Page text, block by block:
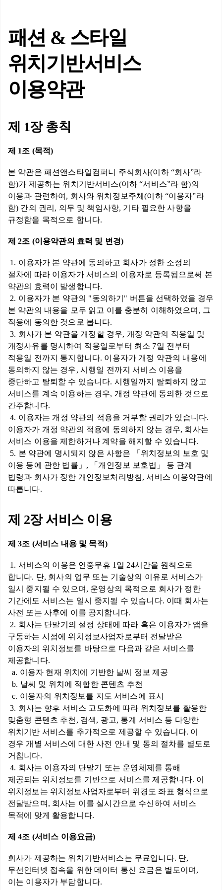
패션 & 스타일
위치기반서비스
이용약관
제 1장 총칙
제 1조 (목적)
본 약관은 패션앤스타일컴퍼니 주식회사(이하 “회사”라
함)가 제공하는 위치기반서비스(이하 “서비스”라 함)의
이용과 관련하여, 회사와 위치정보주체(이하 “이용자”라
함) 간의 권리, 의무 및 책임사항, 기타 필요한 사항을
규정함을 목적으로 합니다.
제 2조 (이용약관의 효력 및 변경)
1. 이용자가 본 약관에 동의하고 회사가 정한 소정의
절차에 따라 이용자가 서비스의 이용자로 등록됨으로써 본
약관의 효력이 발생합니다.
2. 이용자가 본 약관의 "동의하기" 버튼을 선택하였을 경우
본 약관의 내용을 모두 읽고 이를 충분히 이해하였으며, 그
적용에 동의한 것으로 봅니다.
3. 회사가 본 약관을 개정할 경우, 개정 약관의 적용일 및
개정사유를 명시하여 적용일로부터 최소 7일 전부터
적용일 전까지 통지합니다. 이용자가 개정 약관의 내용에
동의하지 않는 경우, 시행일 전까지 서비스 이용을
중단하고 탈퇴할 수 있습니다. 시행일까지 탈퇴하지 않고
서비스를 계속 이용하는 경우, 개정 약관에 동의한 것으로
간주합니다.
4. 이용자는 개정 약관의 적용을 거부할 권리가 있습니다.
이용자가 개정 약관의 적용에 동의하지 않는 경우, 회사는
서비스 이용을 제한하거나 계약을 해지할 수 있습니다.
5. 본 약관에 명시되지 않은 사항은 「위치정보의 보호 및
이용 등에 관한 법률」, 「개인정보 보호법」 등 관계
법령과 회사가 정한 개인정보처리방침, 서비스 이용약관에
따릅니다.
제 2장 서비스 이용
제 3조 (서비스 내용 및 목적)
1. 서비스의 이용은 연중무휴 1일 24시간을 원칙으로
합니다. 단, 회사의 업무 또는 기술상의 이유로 서비스가
일시 중지될 수 있으며, 운영상의 목적으로 회사가 정한
기간에도 서비스는 일시 중지될 수 있습니다. 이때 회사는
사전 또는 사후에 이를 공지합니다.
2. 회사는 단말기의 설정 상태에 따라 혹은 이용자가 앱을
구동하는 시점에 위치정보사업자로부터 전달받은
이용자의 위치정보를 바탕으로 다음과 같은 서비스를
제공합니다.
a. 이용자 현재 위치에 기반한 날씨 정보 제공
b. 날씨 및 위치에 적합한 콘텐츠 추천
c. 이용자의 위치정보를 지도 서비스에 표시
3. 회사는 향후 서비스 고도화에 따라 위치정보를 활용한
맞춤형 콘텐츠 추천, 검색, 광고, 통계 서비스 등 다양한
위치기반 서비스를 추가적으로 제공할 수 있습니다. 이
경우 개별 서비스에 대한 사전 안내 및 동의 절차를 별도로
거칩니다.
4. 회사는 이용자의 단말기 또는 운영체제를 통해
제공되는 위치정보를 기반으로 서비스를 제공합니다. 이
위치정보는 위치정보사업자로부터 위경도 좌표 형식으로
전달받으며, 회사는 이를 실시간으로 수신하여 서비스
목적에 맞게 활용합니다.
제 4조 (서비스 이용요금)
회사가 제공하는 위치기반서비스는 무료입니다. 단,
무선인터넷 접속을 위한 데이터 통신 요금은 별도이며,
이는 이용자가 부담합니다.